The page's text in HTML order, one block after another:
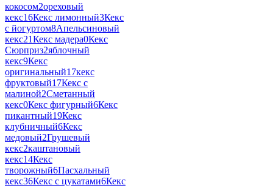
кокосом2ореховый
кекс16Кекс лимонный3Кекс
с йогуртом8Апельсиновый
кекс21Кекс мадера0Кекс
Сюрприз2яблочный
кекс9Кекс
оригинальный17кекс
фруктовый17Кекс с
малиной2Сметанный
кекс0Кекс фигурный6Кекс
пикантный19Кекс
клубничный6Кекс
медовый2Грушевый
кекс2каштановый
кекс14Кекс
творожный6Пасхальный
кекс36Кекс с цукатами6Кекс